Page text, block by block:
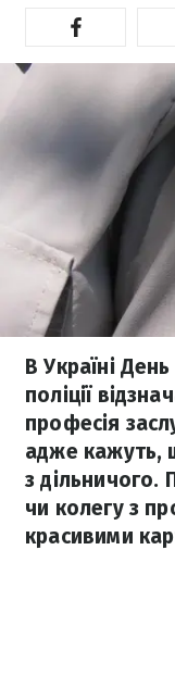
В Україні
поліції
професія
адже кажуть,
з дільничого.
чи колегу з
красивими